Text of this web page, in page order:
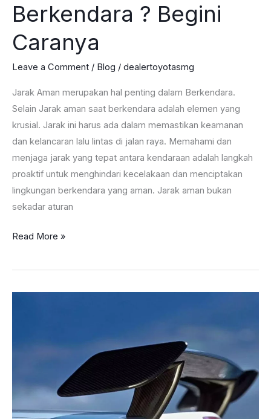
Berkendara ? Begini
Caranya
Leave a Comment / Blog / dealertoyotasmg
Jarak Aman merupakan hal penting dalam Berkendara.
Selain Jarak aman saat berkendara adalah elemen yang
krusial. Jarak ini harus ada dalam memastikan keamanan
dan kelancaran lalu lintas di jalan raya. Memahami dan
menjaga jarak yang tepat antara kendaraan adalah langkah
proaktif untuk menghindari kecelakaan dan menciptakan
lingkungan berkendara yang aman. Jarak aman bukan
sekadar aturan
Ingin
Aman
Read More »